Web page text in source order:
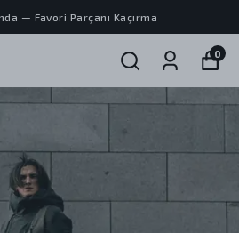
— Favori Parçanı Kaçırma
0